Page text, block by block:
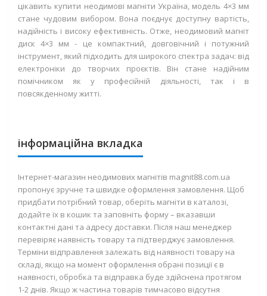
цікавить купити неодимові магніти Україна, модель 4×3 мм
стане чудовим вибором. Вона поєднує доступну вартість,
надійність і високу ефективність. Отже, неодимовий магніт
диск 4×3 мм - це компактний, довговічний і потужний
інструмент, який підходить для широкого спектра задач: від
електроніки до творчих проєктів. Він стане надійним
помічником як у професійній діяльності, так і в
повсякденному житті.
інформаційна вкладка
Інтернет-магазин неодимових магнітів magnit88.com.ua
пропонує зручне та швидке оформлення замовлення. Щоб
придбати потрібний товар, оберіть магніти в каталозі,
додайте їх в кошик та заповніть форму – вказавши
контактні дані та адресу доставки. Після наш менеджер
перевіряє наявність товару та підтверджує замовлення.
Терміни відправлення залежать від наявності товару на
складі, якщо на момент оформлення обрані позиції є в
наявності, обробка та відправка буде здійснена протягом
1-2 днів. Якщо ж частина товарів тимчасово відсутня